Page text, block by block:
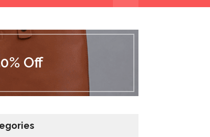
Off